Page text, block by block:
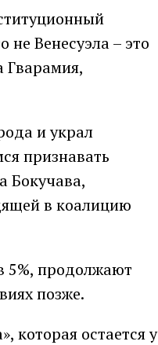
не Венесуэла – это
Гварамия,
и украл
признавать
Бокучава,
в коалицию
5%, продолжают
позже.
которая остается у